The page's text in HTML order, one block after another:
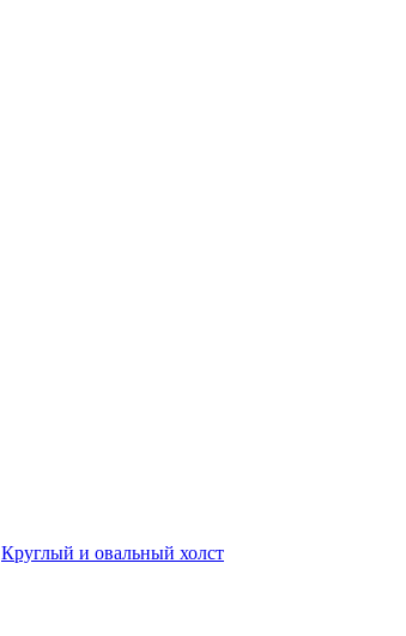
Круглый и овальный холст